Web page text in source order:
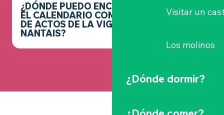
Visitar un
Los molinos
¿Dónde dormir?
¿DÓNDE PUEDO ENCONTRAR
EL CALENDARIO COMPLETO
DE ACTOS DE LA VIGNOBLE
NANTAIS?